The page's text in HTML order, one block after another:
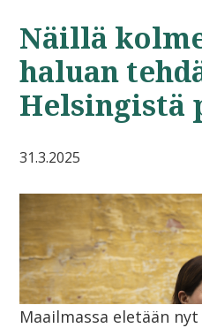
Näillä
haluan
Helsingistä
31.3.2025
Maailmassa eletään